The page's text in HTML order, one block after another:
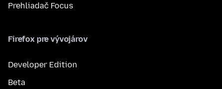
Prehliadač Focus
Firefox pre vývojárov
Developer Edition
Beta